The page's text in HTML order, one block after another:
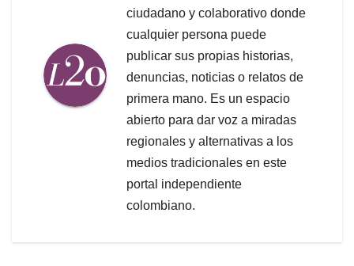
ciudadano y colaborativo donde
cualquier persona puede
publicar sus propias historias,
denuncias, noticias o relatos de
primera mano. Es un espacio
abierto para dar voz a miradas
regionales y alternativas a los
medios tradicionales en este
portal independiente
colombiano.